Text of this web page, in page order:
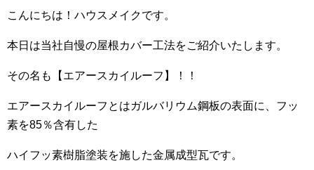
こんにちは！ハウスメイクです。
本日は当社自慢の屋根カバー工法をご紹介いたします。
その名も【エアースカイルーフ】！！
エアースカイルーフとはガルバリウム鋼板の表面に、フッ
素を85％含有した
ハイフッ素樹脂塗装を施した金属成型瓦です。